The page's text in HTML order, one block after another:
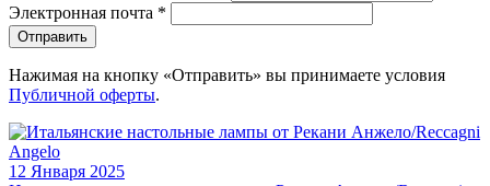
Электронная почта *
Отправить
Нажимая на кнопку «Отправить» вы принимаете условия
Публичной оферты.
12 Января 2025